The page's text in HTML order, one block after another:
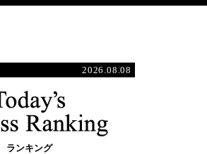
2026.08.08
ランキング